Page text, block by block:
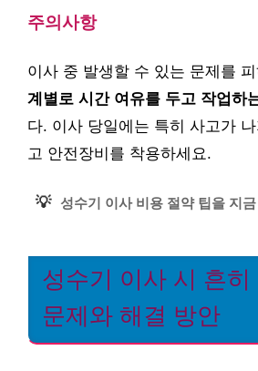
주의사항
이사 중 발생할 수 있는 문제를
계별로 시간 여유를 두고 작업하
다. 이사 당일에는 특히 사고가
고 안전장비를 착용하세요.
💡 성수기 이사 비용 절약 팁을 지
성수기 이사 시 흔히
문제와 해결 방안